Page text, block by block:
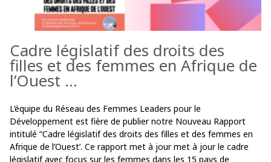
Cadre législatif des droits des
filles et des femmes en Afrique de
l’Ouest ...
L’équipe du Réseau des Femmes Leaders pour le
Développement est fière de publier notre Nouveau Rapport
intitulé “Cadre législatif des droits des filles et des femmes en
Afrique de l’Ouest’. Ce rapport met à jour met à jour le cadre
législatif avec focus sur les femmes dans les 15 pays de